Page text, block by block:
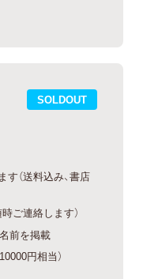
SOLDOUT
（送料込み、書店
ご連絡します）
前を掲載
円相当）